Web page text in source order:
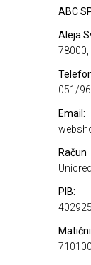
ABC
Aleja
78000,
051/
Email:
Račun
PIB: